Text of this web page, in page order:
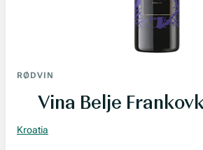
RØDVIN
Vina Belje
Kroatia